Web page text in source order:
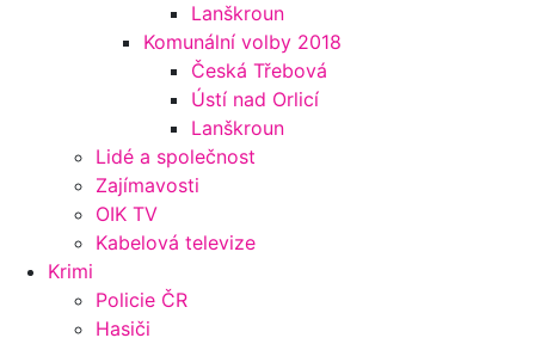
Lanškroun
Komunální volby 2018
Česká Třebová
Ústí nad Orlicí
Lanškroun
Lidé a společnost
Zajímavosti
OIK TV
Kabelová televize
Krimi
Policie ČR
Hasiči